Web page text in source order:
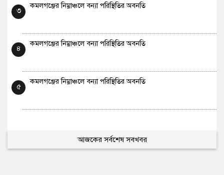
৩
কমলগঞ্জের নিম্নাঞ্চলে বন্যা পরিস্থিতির অবনতি
৪
কমলগঞ্জের নিম্নাঞ্চলে বন্যা পরিস্থিতির অবনতি
৫
কমলগঞ্জের নিম্নাঞ্চলে বন্যা পরিস্থিতির অবনতি
আজকের সর্বশেষ সবখবর